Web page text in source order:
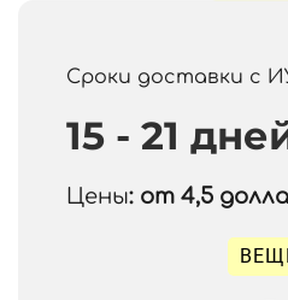
Сроки доставки с
15 - 21
Цены: от 4,5